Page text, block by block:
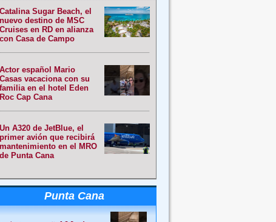
Catalina Sugar Beach, el
nuevo destino de MSC
Cruises en RD en alianza
con Casa de Campo
Actor español Mario
Casas vacaciona con su
familia en el hotel Eden
Roc Cap Cana
Un A320 de JetBlue, el
primer avión que recibirá
mantenimiento en el MRO
de Punta Cana
Punta Cana